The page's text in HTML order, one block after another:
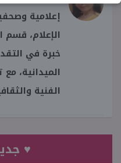
إعلامية
الإعلام، قسم
خبرة في
الميدانية،
الفنية
♥